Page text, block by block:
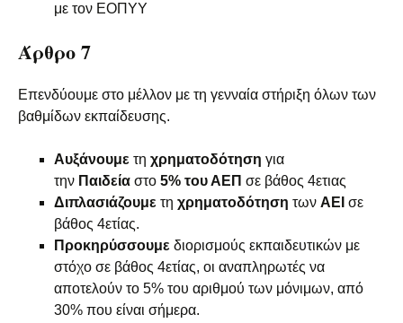
με τον ΕΟΠΥΥ
Άρθρο 7
Επενδύουμε στο μέλλον με τη γενναία στήριξη όλων των
βαθμίδων εκπαίδευσης.
Αυξάνουμε τη χρηματοδότηση για
την Παιδεία στο 5% του ΑΕΠ σε βάθος 4ετιας
Διπλασιάζουμε τη χρηματοδότηση των ΑΕΙ σε
βάθος 4ετίας.
Προκηρύσσουμε διορισμούς εκπαιδευτικών με
στόχο σε βάθος 4ετίας, οι αναπληρωτές να
αποτελούν το 5% του αριθμού των μόνιμων, από
30% που είναι σήμερα.